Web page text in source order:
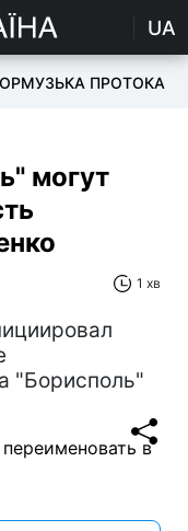
UA
ОРМУЗЬКА ПРОТОКА
могут
1 хв
"Борисполь"